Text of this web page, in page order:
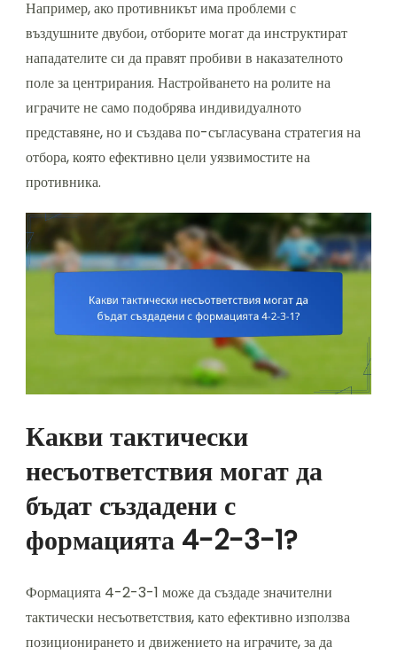
Например, ако противникът има проблеми с
въздушните двубои, отборите могат да инструктират
нападателите си да правят пробиви в наказателното
поле за центрирания. Настройването на ролите на
играчите не само подобрява индивидуалното
представяне, но и създава по-съгласувана стратегия на
отбора, която ефективно цели уязвимостите на
противника.
Какви тактически
несъответствия могат да
бъдат създадени с
формацията 4-2-3-1?
Формацията 4-2-3-1 може да създаде значителни
тактически несъответствия, като ефективно използва
позиционирането и движението на играчите, за да